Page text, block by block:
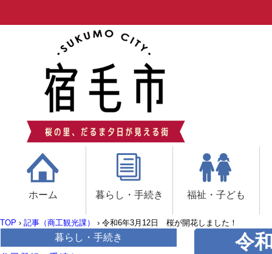
ホーム 暮らし・手続き 福祉・子ども
TOP › 記事（商工観光課） › 令和6年3月12日 桜が開花しました！
令
暮らし・手続き